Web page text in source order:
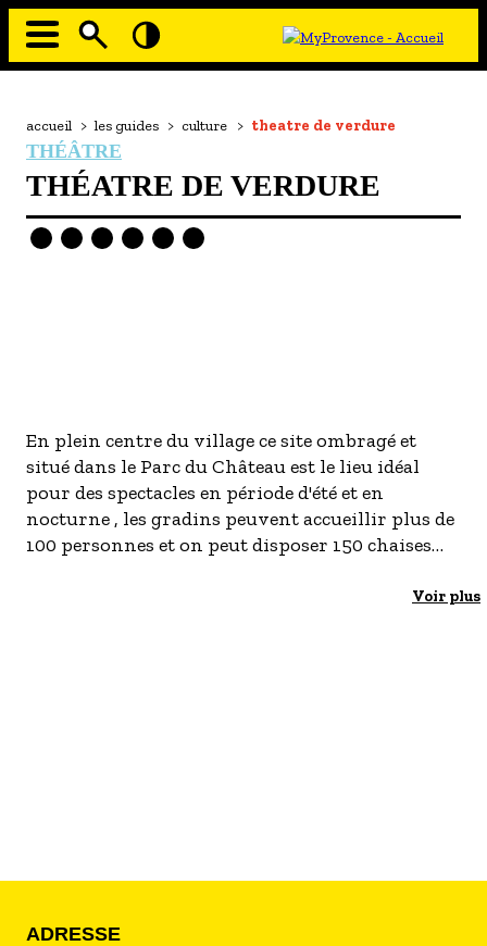
Aller
principale
À MOI LA CULTURE
AU GRAND AIR
SOUS TOUTES LES COUTUMES
- Les hébergements
- Les restaurants
- Les établissements Accueil vélo
LES OFFRES MYPROVENCE
Fil
d'Ariane
accueil > les guides > culture > theatre de verdure
THÉÂTRE
THÉATRE DE VERDURE
En plein centre du village ce site ombragé et
situé dans le Parc du Château est le lieu idéal
pour des spectacles en période d'été et en
nocturne , les gradins peuvent accueillir plus de
100 personnes et on peut disposer 150 chaises
scène.Tous les ans on y accueille la fête de l'école,Voir plus
ADRESSE